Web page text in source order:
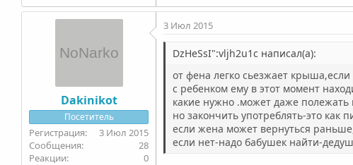
Dakinikot
Посетитель
3 Июл 2015
28
0
3 Июл 2015
DzHeSsI":vljh2u1c написал(а):
от фена легко сьезжает
с ребенком ему в этот момент
какие нужно .может даже полежать
но закончить употреблять-это как
если жена может вернуться
если нет-надо бабушек найти-